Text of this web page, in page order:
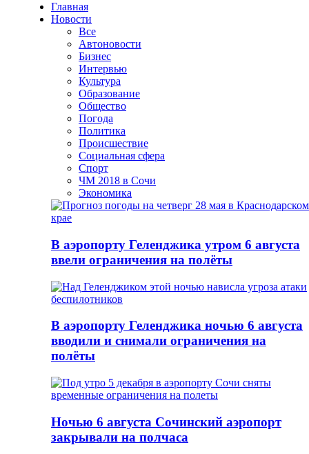
Главная
Новости
Все
Автоновости
Бизнес
Интервью
Культура
Образование
Общество
Погода
Политика
Происшествие
Социальная сфера
Спорт
ЧМ 2018 в Сочи
Экономика
В аэропорту Геленджика утром 6 августа
ввели ограничения на полёты
В аэропорту Геленджика ночью 6 августа
вводили и снимали ограничения на
полёты
Ночью 6 августа Сочинский аэропорт
закрывали на полчаса